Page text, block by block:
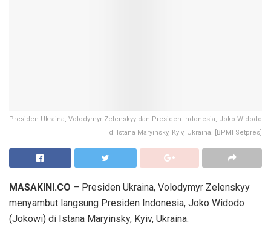
Presiden Ukraina, Volodymyr Zelenskyy dan Presiden Indonesia, Joko Widodo
di Istana Maryinsky, Kyiv, Ukraina. [BPMI Setpres]
MASAKINI.CO – Presiden Ukraina, Volodymyr Zelenskyy
menyambut langsung Presiden Indonesia, Joko Widodo
(Jokowi) di Istana Maryinsky, Kyiv, Ukraina.